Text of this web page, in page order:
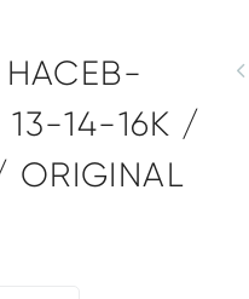
HACEB-
14-16K /
ORIGINAL